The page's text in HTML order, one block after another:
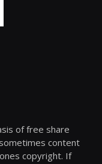
of free share
content
copyright. If